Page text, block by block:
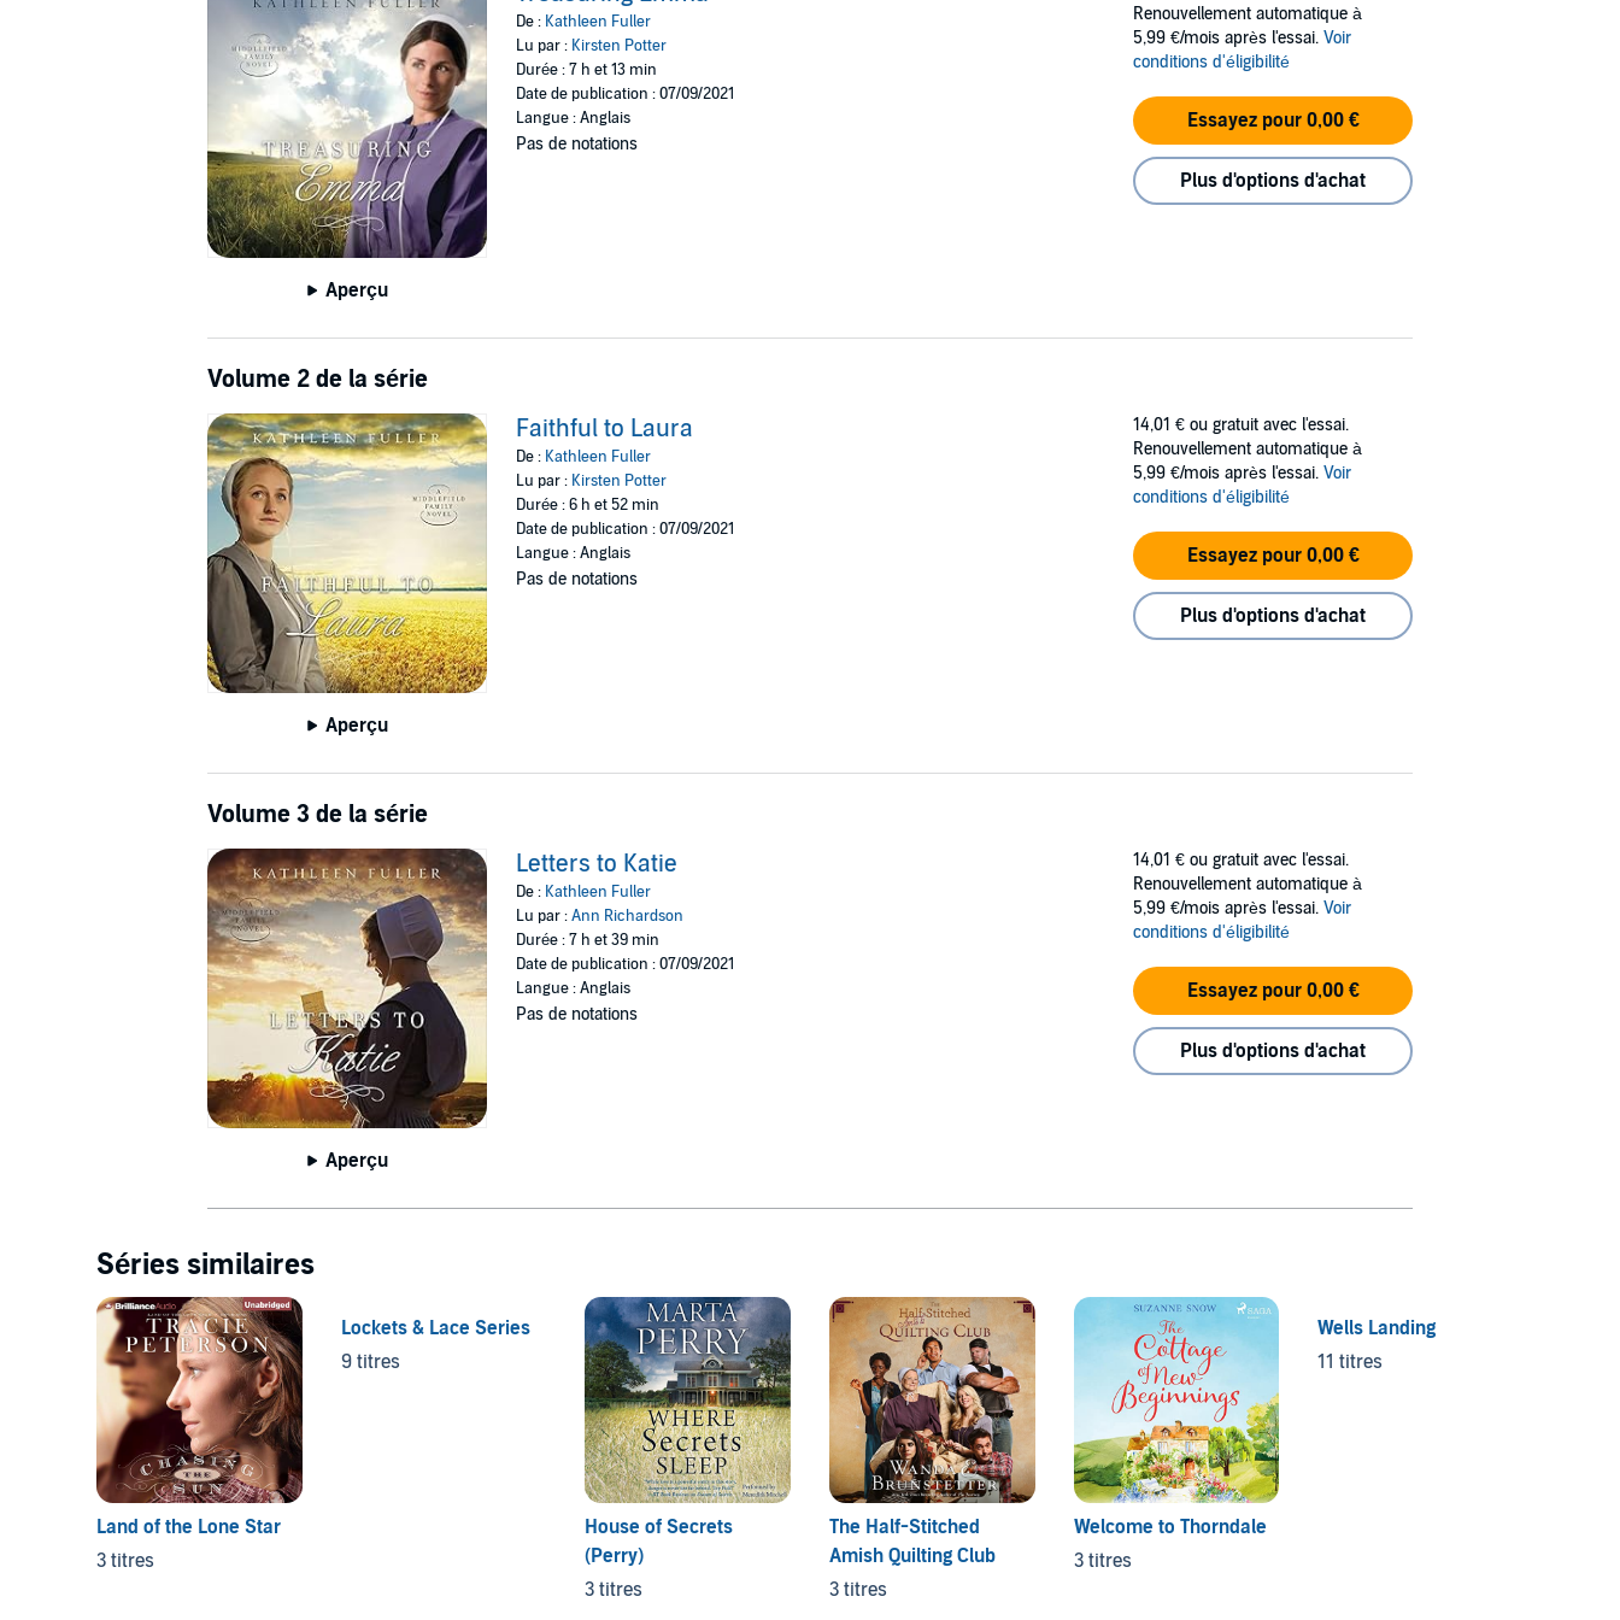
doesn't know quite how to accept it. Emma knows her Heavenly Father treasures her. But will her new beau?
Aperçu
De : Kathleen Fuller
Lu par : Kirsten Potter
Durée : 7 h et 13 min
Date de publication : 07/09/2021
Langue : Anglais
Pas de notations
Renouvellement automatique à
5,99 €/mois après l'essai. Voir
conditions d'éligibilité
Essayez pour 0,00 €
Plus d'options d'achat
Volume 2 de la série
Aperçu
Faithful to Laura
De : Kathleen Fuller
Lu par : Kirsten Potter
Durée : 6 h et 52 min
Date de publication : 07/09/2021
Langue : Anglais
Pas de notations
14,01 € ou gratuit avec l'essai.
Renouvellement automatique à
5,99 €/mois après l'essai. Voir
conditions d'éligibilité
Essayez pour 0,00 €
Plus d'options d'achat
Volume 3 de la série
Aperçu
Letters to Katie
De : Kathleen Fuller
Lu par :Ann Richardson
Durée : 7 h et 39 min
Date de publication : 07/09/2021
Langue : Anglais
Pas de notations
14,01 € ou gratuit avec l'essai.
Renouvellement automatique à
5,99 €/mois après l'essai. Voir
conditions d'éligibilité
Essayez pour 0,00 €
Plus d'options d'achat
Séries similaires
Land of the Lone Star
3 titres
Lockets & Lace Series
9 titres
House of Secrets
(Perry)
3 titres
The Half-Stitched
Amish Quilting Club
3 titres
Welcome to Thorndale
3 titres
Wells Landing
11 titres